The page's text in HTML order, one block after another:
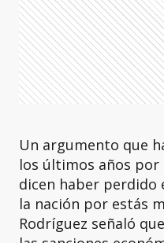
Un argumento que
los últimos años
dicen haber perdido
la nación por estás
Rodríguez señaló